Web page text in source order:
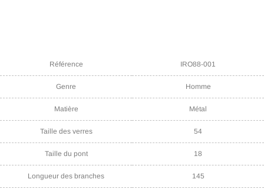
Référence IRO88-001
Genre Homme
Matière Métal
Taille des verres 54
Taille du pont 18
Longueur des branches 145